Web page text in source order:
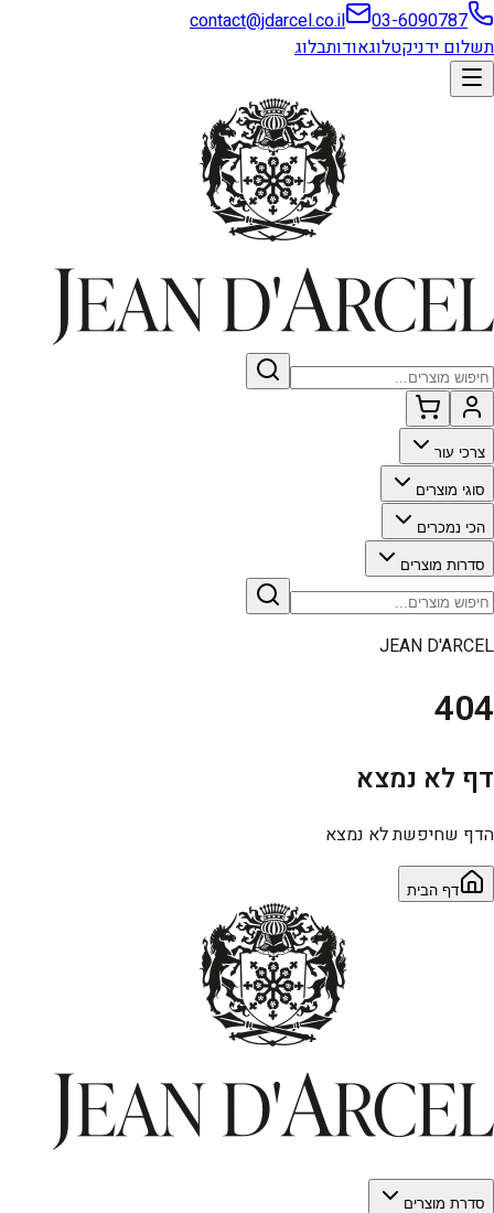
03-6090787
contact@jdarcel.co.il
תשלום ידניקטלוגאודותבלוג
צרכי עור
סוגי מוצרים
הכי נמכרים
סדרות מוצרים
JEAN D'ARCEL
404
דף לא נמצא
הדף שחיפשת לא נמצא
דף הבית
סדרת מוצרים